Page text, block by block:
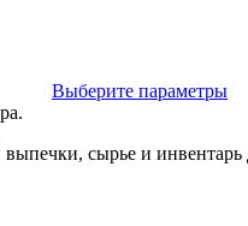
Выберите параметры
сырье и инвентарь